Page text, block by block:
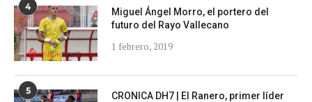
4
Miguel Ángel Morro, el portero del
futuro del Rayo Vallecano
1 febrero, 2019
5
CRONICA DH7 | El Ranero, primer líder